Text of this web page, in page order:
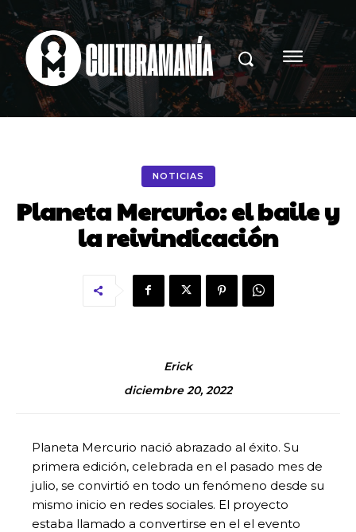
NOTICIAS
Planeta Mercurio: el baile y
la reivindicación
Erick
diciembre 20, 2022
Planeta Mercurio nació abrazado al éxito. Su
primera edición, celebrada en el pasado mes de
julio, se convirtió en todo un fenómeno desde su
mismo inicio en redes sociales. El proyecto
estaba llamado a convertirse en el el evento